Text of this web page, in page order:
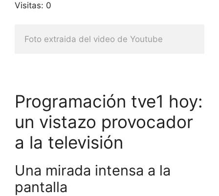
Visitas: 0
Foto extraida del video de Youtube
Programación tve1 hoy:
un vistazo provocador
a la televisión
Una mirada intensa a la
pantalla